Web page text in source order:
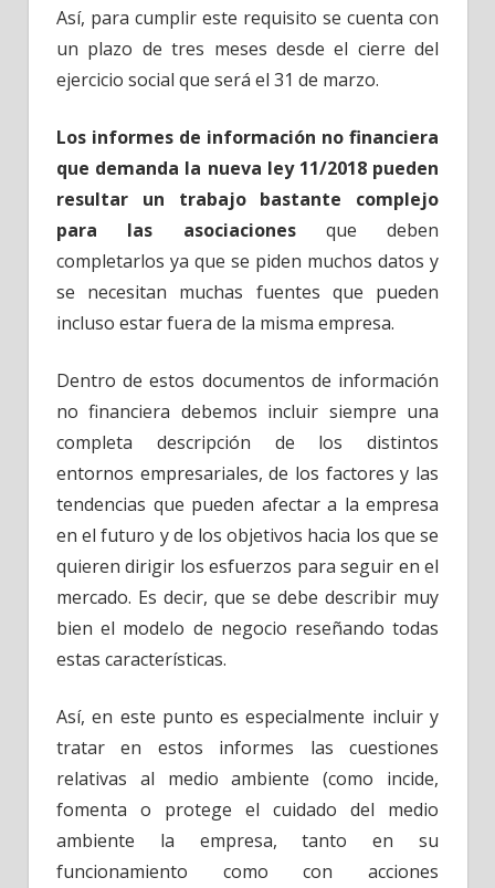
Así, para cumplir este requisito se cuenta con
un plazo de tres meses desde el cierre del
ejercicio social que será el 31 de marzo.
Los informes de información no financiera
que demanda la nueva ley 11/2018 pueden
resultar un trabajo bastante complejo
para las asociacionesque deben
completarlos ya que se piden muchos datos y
se necesitan muchas fuentes que pueden
incluso estar fuera de la misma empresa.
Dentro de estos documentos de información
no financiera debemos incluir siempre una
completa descripción de los distintos
entornos empresariales, de los factores y las
tendencias que pueden afectar a la empresa
en el futuro y de los objetivos hacia los que se
quieren dirigir los esfuerzos para seguir en el
mercado. Es decir, que se debe describir muy
bien el modelo de negocio reseñando todas
estas características.
Así, en este punto es especialmente incluir y
tratar en estos informes las cuestiones
relativas al medio ambiente (como incide,
fomenta o protege el cuidado del medio
ambiente la empresa, tanto en su
funcionamiento como con acciones